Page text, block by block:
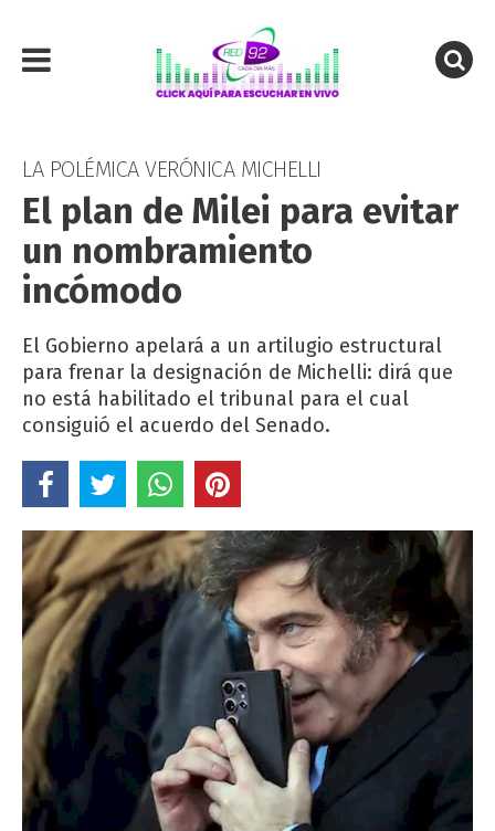
LA POLÉMICA VERÓNICA MICHELLI
El plan de Milei para evitar
un nombramiento
incómodo
El Gobierno apelará a un artilugio estructural
para frenar la designación de Michelli: dirá que
no está habilitado el tribunal para el cual
consiguió el acuerdo del Senado.